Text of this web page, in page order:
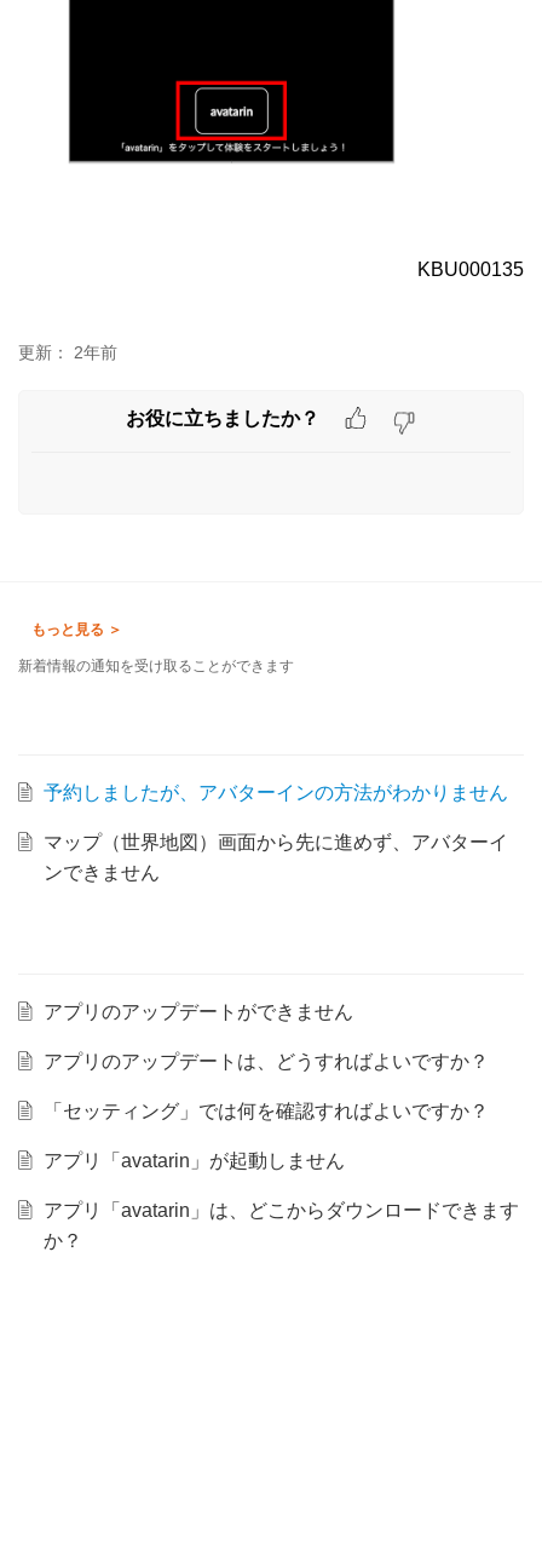
KBU000135
更新： 2年前
お役に立ちましたか？
新着情報の通知を受け取ることができます
予約しましたが、アバターインの方法がわかりません
マップ（世界地図）画面から先に進めず、アバターイ
ンできません
アプリのアップデートができません
アプリのアップデートは、どうすればよいですか？
「セッティング」では何を確認すればよいですか？
アプリ「avatarin」が起動しません
アプリ「avatarin」は、どこからダウンロードできます
か？